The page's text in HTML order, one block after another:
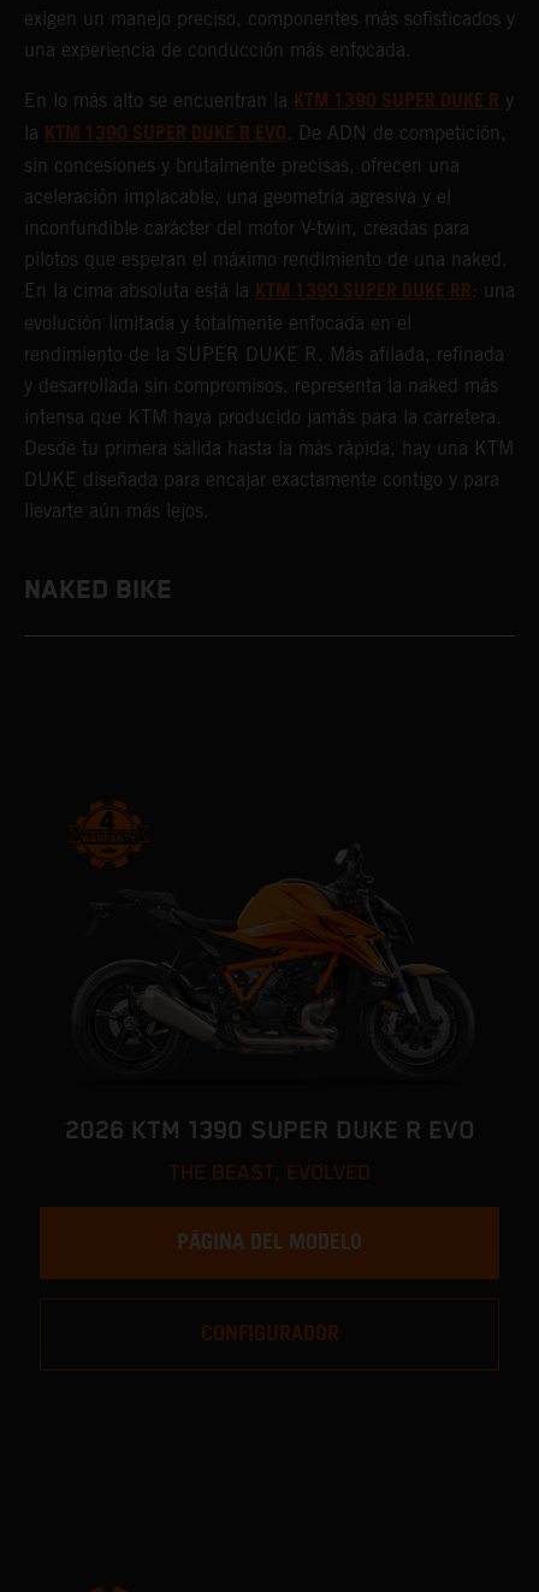
exigen un manejo preciso, componentes más sofisticados y
una experiencia de conducción más enfocada.
En lo más alto se encuentran la KTM 1390 SUPER DUKE R y
la KTM 1390 SUPER DUKE R EVO. De ADN de competición,
sin concesiones y brutalmente precisas, ofrecen una
aceleración implacable, una geometría agresiva y el
inconfundible carácter del motor V-twin, creadas para
pilotos que esperan el máximo rendimiento de una naked.
En la cima absoluta está la KTM 1390 SUPER DUKE RR: una
evolución limitada y totalmente enfocada en el
rendimiento de la SUPER DUKE R. Más afilada, refinada
y desarrollada sin compromisos, representa la naked más
intensa que KTM haya producido jamás para la carretera.
Desde tu primera salida hasta la más rápida, hay una KTM
DUKE diseñada para encajar exactamente contigo y para
llevarte aún más lejos.
NAKED BIKE
2026 KTM 1390 SUPER DUKE R EVO
THE BEAST, EVOLVED
PÁGINA DEL MODELO
CONFIGURADOR